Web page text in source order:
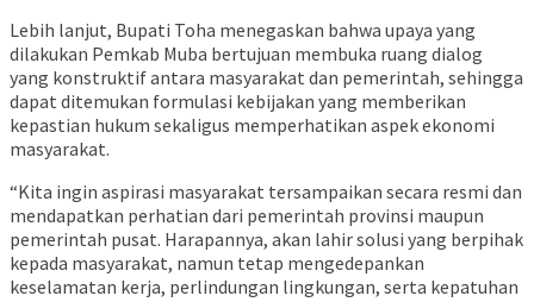
Lebih lanjut, Bupati Toha menegaskan bahwa upaya yang
dilakukan Pemkab Muba bertujuan membuka ruang dialog
yang konstruktif antara masyarakat dan pemerintah, sehingga
dapat ditemukan formulasi kebijakan yang memberikan
kepastian hukum sekaligus memperhatikan aspek ekonomi
masyarakat.
“Kita ingin aspirasi masyarakat tersampaikan secara resmi dan
mendapatkan perhatian dari pemerintah provinsi maupun
pemerintah pusat. Harapannya, akan lahir solusi yang berpihak
kepada masyarakat, namun tetap mengedepankan
keselamatan kerja, perlindungan lingkungan, serta kepatuhan